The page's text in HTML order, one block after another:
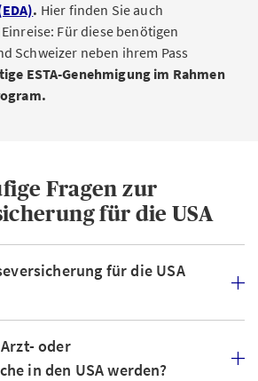
. Hier finden Sie auch
Für diese benötigen
Schweizer neben ihrem Pass
ESTA-Genehmigung im Rahmen
Fragen zur
für die USA
für die USA
oder
in den USA werden?